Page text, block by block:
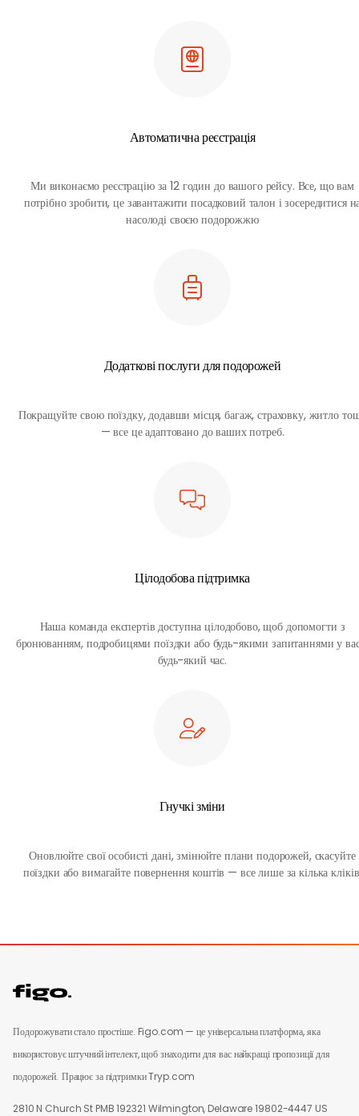
Автоматична реєстрація
Ми виконаємо реєстрацію за 12 годин до вашого рейсу. Все, що вам
потрібно зробити, це завантажити посадковий талон і зосередитися
насолоді своєю подорожжю
Додаткові послуги для подорожей
Покращуйте свою поїздку, додавши місця, багаж, страховку, житло
— все це адаптовано до ваших потреб.
Цілодобова підтримка
Наша команда експертів доступна цілодобово, щоб допомогти з
бронюванням, подробицями поїздки або будь-якими запитаннями у
будь-який час.
Гнучкі зміни
Оновлюйте свої особисті дані, змінюйте плани подорожей, скасуйте
поїздки або вимагайте повернення коштів — все лише за кілька
Подорожувати стало простіше. Figo.com — це універсальна платформа, яка
використовує штучний інтелект, щоб знаходити для вас найкращі пропозиції для
подорожей. Працює за підтримки Tryp.com
2810 N Church St PMB 192321 Wilmington, Delaware 19802-4447 US